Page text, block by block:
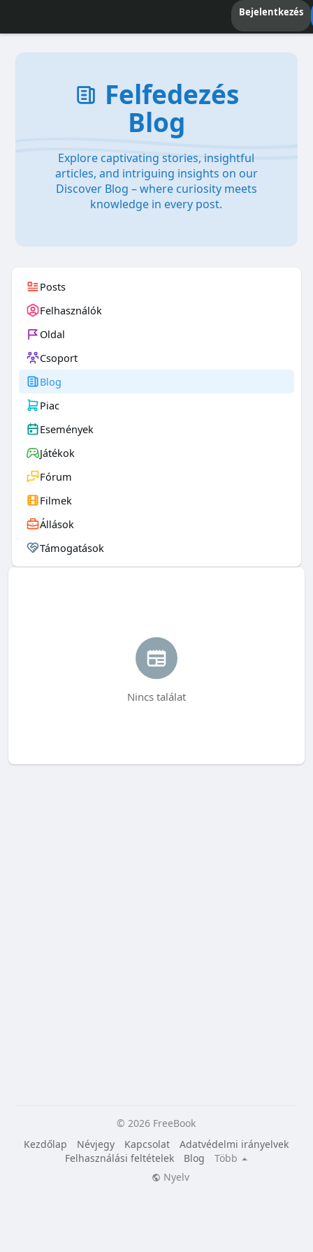
Bejelentkezés
Felfedezés
Blog
Explore captivating stories, insightful
articles, and intriguing insights on our
Discover Blog – where curiosity meets
knowledge in every post.
Posts
Felhasználók
Oldal
Csoport
Blog
Piac
Események
Játékok
Fórum
Filmek
Állások
Támogatások
Nincs találat
© 2026 FreeBook
Kezdőlap
Névjegy Kapcsolat
Adatvédelmi irányelvek
Felhasználási feltételek
Blog
Több
Nyelv